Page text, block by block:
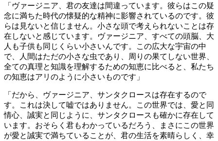
「ヴァージニア、君の友達は間違っています。彼らはこの疑
念に満ちた時代の懐疑的な精神に影響されているのです。彼
らは見ないと信じません。小さな頭で考えられないことは存
在しないと感じています。ヴァージニア、すべての頭脳、大
人も子供も同じくらい小さいんです。この広大な宇宙の中
で、人間はただの小さな虫であり、周りの果てしない世界、
全ての真理と知識を理解するための知恵に比べると、私たち
の知恵はアリのように小さいものです」
「だから、ヴァージニア、サンタクロースは存在するので
す。これは決して嘘ではありません。この世界では、愛と同
情心、誠実と同じように、サンタクロースも確かに存在して
います。おそらく君もわかっているだろう、まさにこの世界
が愛と誠実で満ちていることが、君の生活を素晴らしく、幸